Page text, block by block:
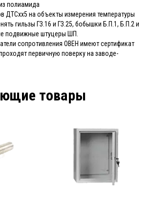
полиамида
ДТСхх5 на объекты измерения температуры
гильзы ГЗ.16 и ГЗ.25, бобышки Б.П.1, Б.П.2 и
подвижные штуцеры ШП.
сопротивления ОВЕН имеют сертификат
первичную поверку на заводе-
товары